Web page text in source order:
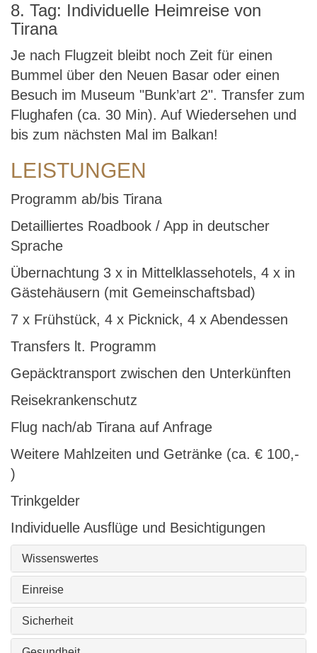
8. Tag: Individuelle Heimreise von
Tirana
Je nach Flugzeit bleibt noch Zeit für einen
Bummel über den Neuen Basar oder einen
Besuch im Museum "Bunk’art 2". Transfer zum
Flughafen (ca. 30 Min). Auf Wiedersehen und
bis zum nächsten Mal im Balkan!
LEISTUNGEN
Programm ab/bis Tirana
Detailliertes Roadbook / App in deutscher
Sprache
Übernachtung 3 x in Mittelklassehotels, 4 x in
Gästehäusern (mit Gemeinschaftsbad)
7 x Frühstück, 4 x Picknick, 4 x Abendessen
Transfers lt. Programm
Gepäcktransport zwischen den Unterkünften
Reisekrankenschutz
Flug nach/ab Tirana auf Anfrage
Weitere Mahlzeiten und Getränke (ca. € 100,-
)
Trinkgelder
Individuelle Ausflüge und Besichtigungen
Wissenswertes
Einreise
Sicherheit